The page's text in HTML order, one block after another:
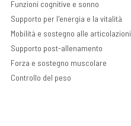
Funzioni cognitive e sonno
Supporto per l'energia e la vitalità
Mobilità e sostegno alle articolazioni
Supporto post-allenamento
Forza e sostegno muscolare
Controllo del peso